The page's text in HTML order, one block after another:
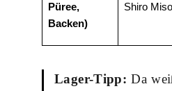
Püree,
Backen)
Shiro Miso
Lager-Tipp: Da